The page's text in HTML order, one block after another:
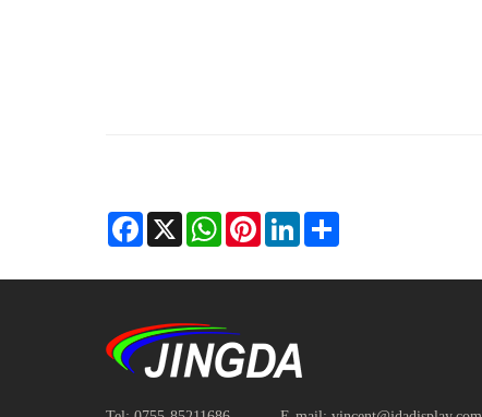
Facebook
X WhatsAppPinterestLinkedIn